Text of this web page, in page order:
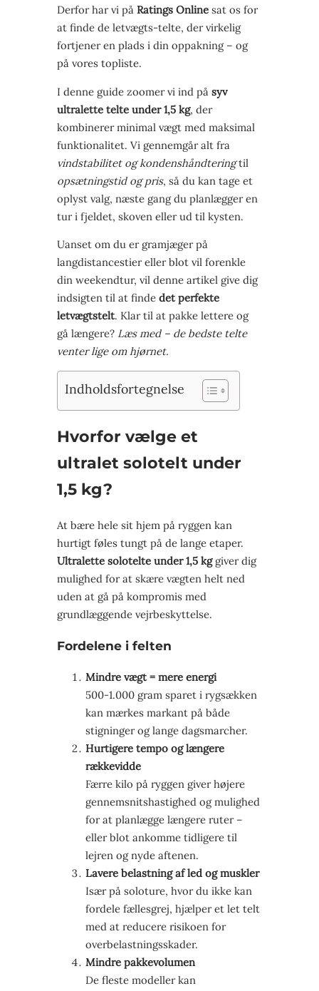
Derfor har vi på Ratings Online sat os for
at finde de letvægts-telte, der virkelig
fortjener en plads i din oppakning – og
på vores topliste.
I denne guide zoomer vi ind på syv
ultralette telte under 1,5 kg, der
kombinerer minimal vægt med maksimal
funktionalitet. Vi gennemgår alt fra
vindstabilitet og kondenshåndteringtil
opsætningstid og pris, så du kan tage et
oplyst valg, næste gang du planlægger en
tur i fjeldet, skoven eller ud til kysten.
Uanset om du er gramjæger på
langdistancestier eller blot vil forenkle
din weekendtur, vil denne artikel give dig
indsigten til at finde det perfekte
letvægtstelt. Klar til at pakke lettere og
gå længere? Læs med – de bedste telte
venter lige om hjørnet.
Indholdsfortegnelse
Hvorfor vælge et
ultralet solotelt under
1,5 kg?
At bære hele sit hjem på ryggen kan
hurtigt føles tungt på de lange etaper.
Ultralette solotelte under 1,5 kggiver dig
mulighed for at skære vægten helt ned
uden at gå på kompromis med
grundlæggende vejrbeskyttelse.
Fordelene i felten
Mindre vægt = mere energi
500-1.000 gram sparet i rygsækken
kan mærkes markant på både
stigninger og lange dagsmarcher.
Hurtigere tempo og længere
rækkevidde
Færre kilo på ryggen giver højere
gennemsnitshastighed og mulighed
for at planlægge længere ruter –
eller blot ankomme tidligere til
lejren og nyde aftenen.
Lavere belastning af led og muskler
Især på soloture, hvor du ikke kan
fordele fællesgrej, hjælper et let telt
med at reducere risikoen for
overbelastningsskader.
Mindre pakkevolumen
De fleste modeller kan